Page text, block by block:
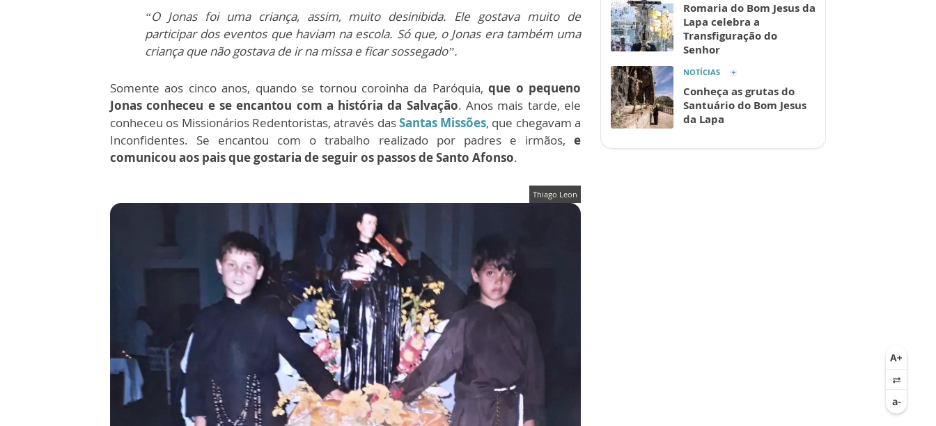
“O Jonas foi uma criança, assim, muito desinibida. Ele gostava muito de
participar dos eventos que haviam na escola. Só que, o Jonas era também uma
criança que não gostava de ir na missa e ficar sossegado”.
Somente aos cinco anos, quando se tornou coroinha da Paróquia,que o pequeno
Jonas conheceu e se encantou com a história da Salvação. Anos mais tarde, ele
conheceu os Missionários Redentoristas, através dasSantas Missões, que chegavam a
Inconfidentes. Se encantou com o trabalho realizado por padres e irmãos, e
comunicou aos pais que gostaria de seguir os passos de Santo Afonso.
Thiago Leon
Romaria do Bom Jesus da
Lapa celebra a
Transfiguração do
Senhor
NOTÍCIAS
Conheça as grutas do
Santuário do Bom Jesus
da Lapa